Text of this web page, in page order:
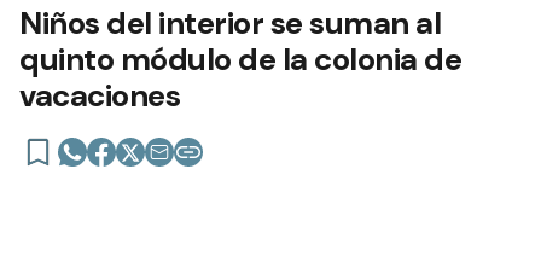
Niños del interior se suman al
quinto módulo de la colonia de
vacaciones